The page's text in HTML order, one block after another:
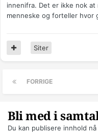
innenifra. Det er ikke nok
menneske og forteller hvor
Siter
FORRIGE
Bli med i
Du kan publisere innhold